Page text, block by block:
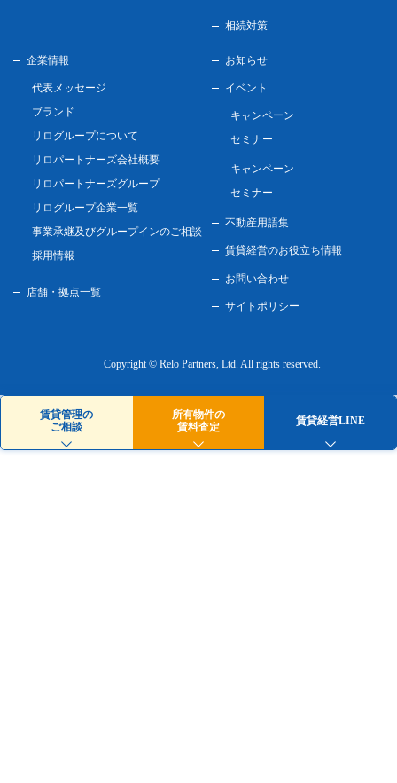
相続対策
企業情報
代表メッセージ
ブランド
リログループについて
リロパートナーズ会社概要
リロパートナーズグループ
リログループ企業一覧
事業承継及びグループインのご相談
採用情報
店舗・拠点一覧
お知らせ
イベント
キャンペーン
セミナー
キャンペーン
セミナー
不動産用語集
賃貸経営のお役立ち情報
お問い合わせ
サイトポリシー
Copyright © Relo Partners, Ltd. All rights reserved.
賃貸管理の
ご相談
所有物件の
賃料査定
賃貸経営LINE